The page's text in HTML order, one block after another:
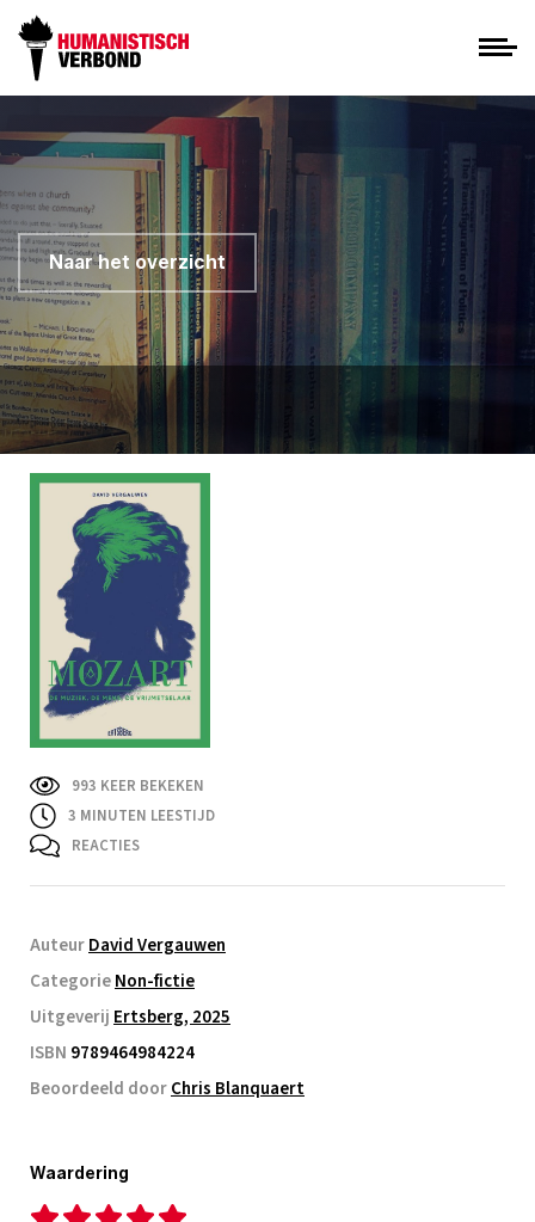
Naar het overzicht
993 KEER BEKEKEN
3 MINUTEN LEESTIJD
REACTIES
AuteurDavid Vergauwen
CategorieNon-fictie
Uitgeverij Ertsberg, 2025
ISBN 9789464984224
Beoordeeld doorChris Blanquaert
Waardering